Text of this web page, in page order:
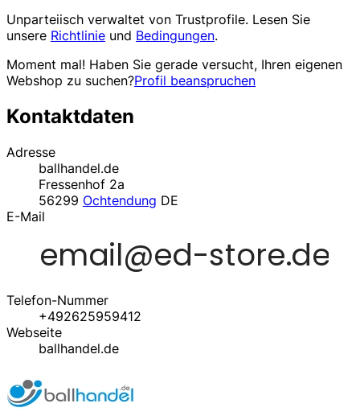
Unparteiisch verwaltet von Trustprofile. Lesen Sie
unsere Richtlinie und Bedingungen.
Moment mal! Haben Sie gerade versucht, Ihren eigenen
Webshop zu suchen?Profil beanspruchen
Kontaktdaten
Adresse
ballhandel.de
Fressenhof 2a
56299 Ochtendung DE
E-Mail
Telefon-Nummer
+492625959412
Webseite
ballhandel.de